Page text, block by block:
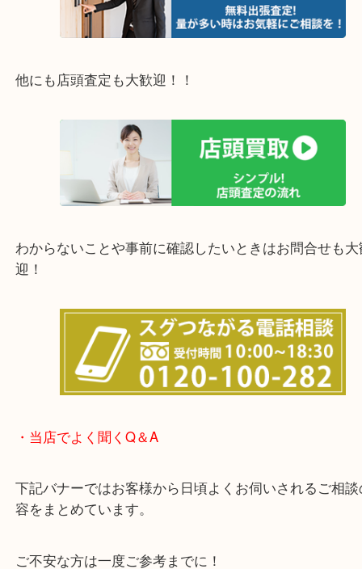
豊中市・箕面市・池田市・茨木市・吹田市・尼崎市
西宮市・宝塚市・川西市・淀川区・西淀川区・福島
上記の他にもお伺いしますのでご相談ください。
他にも店頭査定も大歓迎！！
わからないことや事前に確認したいときはお問合せ
迎！